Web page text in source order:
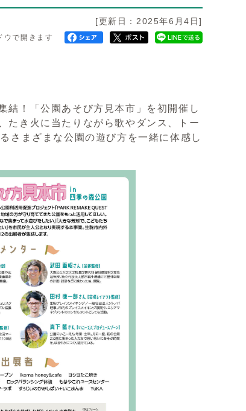
[更新日：2025年6月4日]
ウで開きます
結！「公園あそび方見本市」を初開催し
たき火に当たりながら歌やダンス、トー
さまざまな公園の遊び方を一緒に体感し